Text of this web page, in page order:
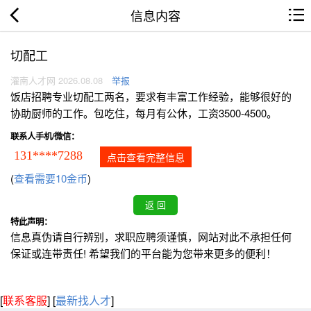
信息内容
切配工
灌南人才网 2026.08.08 举报
饭店招聘专业切配工两名，要求有丰富工作经验，能够很好的
协助厨师的工作。包吃住，每月有公休，工资3500-4500。
联系人手机/微信：
131****7288 点击查看完整信息
(查看需要10金币)
特此声明：
信息真伪请自行辨别，求职应聘须谨慎，网站对此不承担任何
保证或连带责任! 希望我们的平台能为您带来更多的便利！
[联系客服] [最新找人才]